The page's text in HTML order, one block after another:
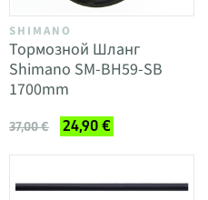
SHIMANO
Тормозной Шланг
Shimano SM-BH59-SB
1700mm
37,00 € 24,90 €